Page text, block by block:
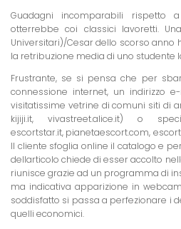
Guadagni incomparabili rispetto
otterrebbe coi classici lavoretti.
Universitari)/Cesar dello scorso anno
la retribuzione media di uno studente
Frustrante, se si pensa che per
connessione internet, un indirizzo
visitatissime vetrine di comuni siti di
kijiji.it, vivastreet.alice.it) o
escortstar.it, pianetaescort.com,
Il cliente sfoglia online il catalogo e
dellarticolo chiede di esser accolto
riunisce grazie ad un programma di
ma indicativa apparizione in
soddisfatto si passa a perfezionare i
quelli economici.